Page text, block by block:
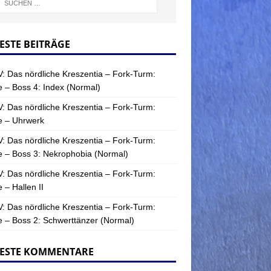
BEITRÄGE
Das nördliche Kreszentia – Fork-Turm:
– Boss 4: Index (Normal)
Das nördliche Kreszentia – Fork-Turm:
– Uhrwerk
Das nördliche Kreszentia – Fork-Turm:
– Boss 3: Nekrophobia (Normal)
Das nördliche Kreszentia – Fork-Turm:
– Hallen II
Das nördliche Kreszentia – Fork-Turm:
– Boss 2: Schwerttänzer (Normal)
KOMMENTARE